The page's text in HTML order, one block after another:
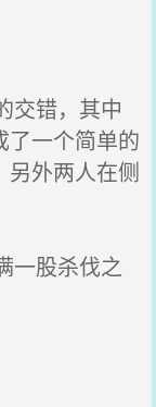
交错，其中
了一个简单的
另外两人在侧
一股杀伐之